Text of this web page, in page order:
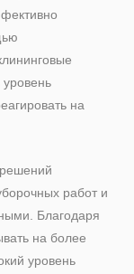
уровень
на
работ и
Благодаря
на более
уровень